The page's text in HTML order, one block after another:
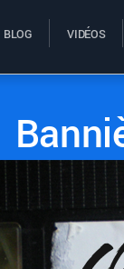
BLOG VIDÉOS